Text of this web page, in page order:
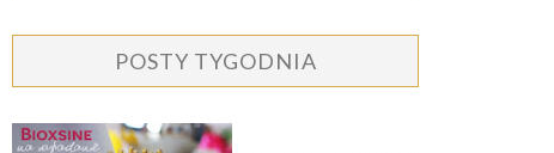
POSTY TYGODNIA